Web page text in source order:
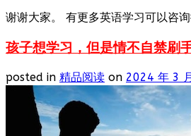
谢谢大家。 有更多英语学习可以咨
孩子想学习，但是情不自禁刷
posted in 精品阅读 on 2024 年 3